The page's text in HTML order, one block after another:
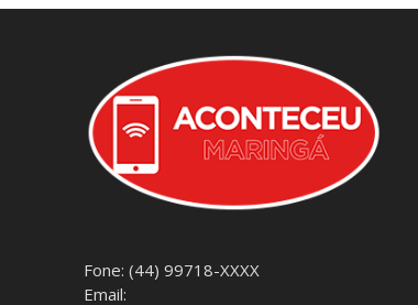
Fone: (44) 99718-XXXX
Email: